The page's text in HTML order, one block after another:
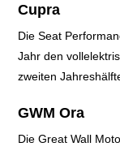
Cupra
Die Seat
Jahr den
zweiten
GWM Ora
Die Great Wall